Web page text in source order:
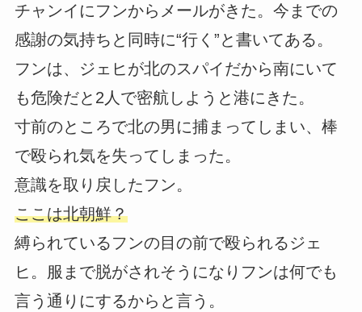
チャンイにフンからメールがきた。今までの
感謝の気持ちと同時に“行く”と書いてある。
フンは、ジェヒが北のスパイだから南にいて
も危険だと2人で密航しようと港にきた。
寸前のところで北の男に捕まってしまい、棒
で殴られ気を失ってしまった。
意識を取り戻したフン。
ここは北朝鮮？
縛られているフンの目の前で殴られるジェ
ヒ。服まで脱がされそうになりフンは何でも
言う通りにするからと言う。